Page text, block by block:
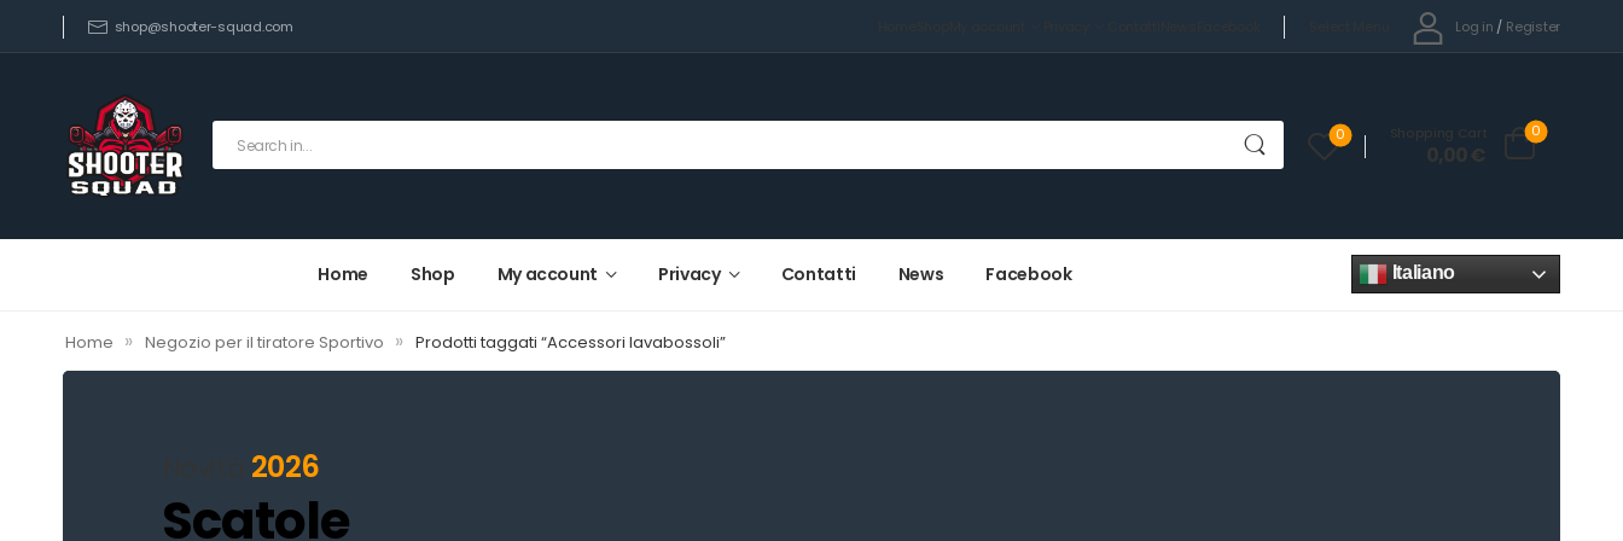
shop@shooter-squad.com Log in / Register
0 Shopping Cart
0,00€
0
Home Shop My account Privacy Contatti News Facebook Italiano
Home » Negozio per il tiratore Sportivo » Prodotti taggati “Accessori lavabossoli”
2026
Scatole